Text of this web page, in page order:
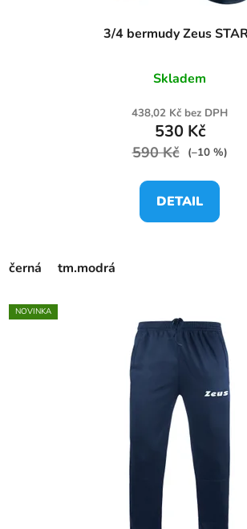
3/4 bermudy Zeus
Skladem
438,02 Kč bez DPH
530 Kč
590 Kč (–10 %)
DETAIL
černá tm.modrá
NOVINKA